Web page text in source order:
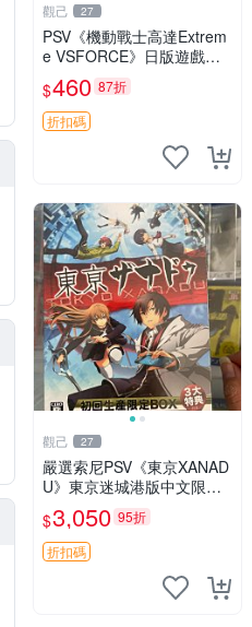
觀己 27
PSV《機動戰士高達Extrem
e VSFORCE》日版遊戲卡
帶，全新未拆封，附原包
裝，嚴選推薦，適合收藏。
極限VS遊戲 高達 擴充記憶
卡
$460 87折
折扣碼
觀己 27
嚴選索尼PSV《東京XANAD
U》東京迷城港版中文限量
收藏，全新未拆封 東京迷城
游戲卡 收藏品
$3,050 95折
折扣碼